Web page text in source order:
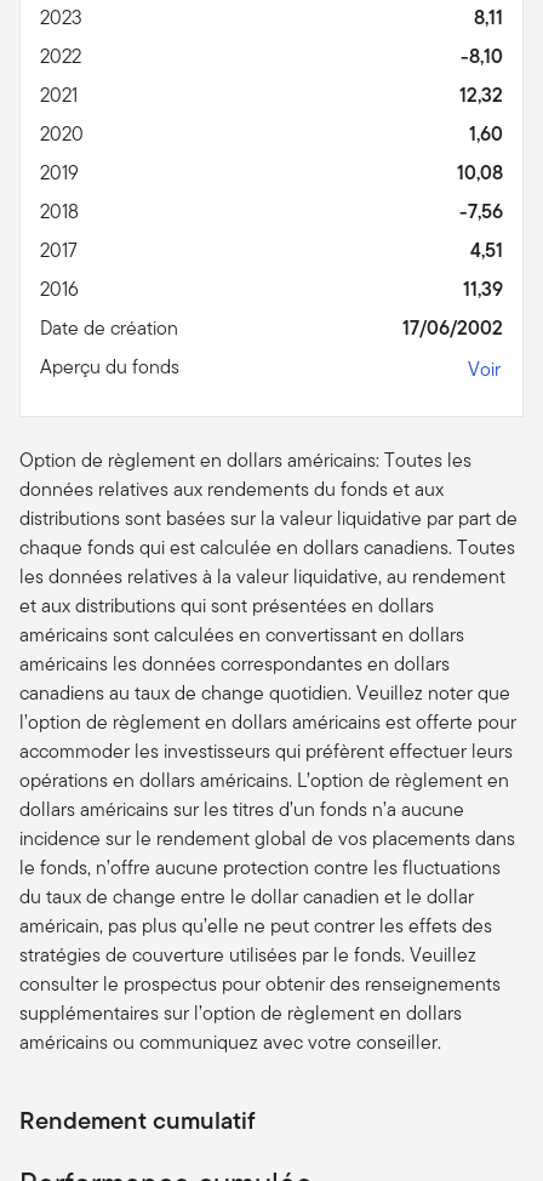
2023
8,11
2022
-8,10
2021
12,32
2020
1,60
2019
10,08
2018
-7,56
2017
4,51
2016
11,39
Date de création
17/06/2002
Aperçu du fonds
Voir
Option de règlement en dollars américains: Toutes les
données relatives aux rendements du fonds et aux
distributions sont basées sur la valeur liquidative par part de
chaque fonds qui est calculée en dollars canadiens. Toutes
les données relatives à la valeur liquidative, au rendement
et aux distributions qui sont présentées en dollars
américains sont calculées en convertissant en dollars
américains les données correspondantes en dollars
canadiens au taux de change quotidien. Veuillez noter que
l’option de règlement en dollars américains est offerte pour
accommoder les investisseurs qui préfèrent effectuer leurs
opérations en dollars américains. L’option de règlement en
dollars américains sur les titres d’un fonds n’a aucune
incidence sur le rendement global de vos placements dans
le fonds, n’offre aucune protection contre les fluctuations
du taux de change entre le dollar canadien et le dollar
américain, pas plus qu’elle ne peut contrer les effets des
stratégies de couverture utilisées par le fonds. Veuillez
consulter le prospectus pour obtenir des renseignements
supplémentaires sur l’option de règlement en dollars
américains ou communiquez avec votre conseiller.
Rendement cumulatif